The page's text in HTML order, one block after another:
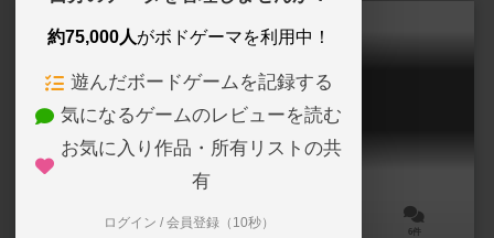
ブルームーン：レジェンド
Blue Moon Legends
30分前後 6件
約75,000人がボドゲーマを利用中！
遊んだボードゲームを記録する
気になるゲームのレビューを読む
お気に入り作品・所有リストの共
有
ログイン / 会員登録（10秒）